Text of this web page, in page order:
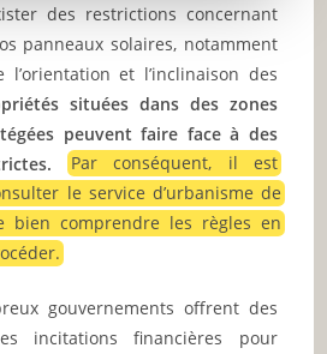
des restrictions concernant
panneaux solaires, notamment
et l’inclinaison des
situées dans des zones
peuvent faire face à des
Par conséquent, il est
le service d’urbanisme de
bien comprendre les règles en
gouvernements offrent des
incitations financières pour